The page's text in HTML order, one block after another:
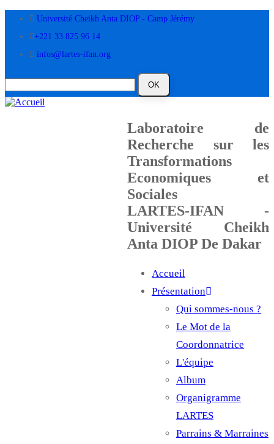
contenu
Université Cheikh Anta DIOP - Camp Jérémy
+221 33 825 96 14
infos@lartes-ifan.org
Laboratoire de
Recherche sur les
Transformations
Economiques et
Sociales
LARTES-IFAN -
Université Cheikh
Anta DIOP De Dakar
Main
navigation
Accueil
Présentation
Qui sommes-nous ?
Le Mot de la
Coordonnatrice
L'équipe
Album
Organigramme
LARTES
Parrains & Marraines